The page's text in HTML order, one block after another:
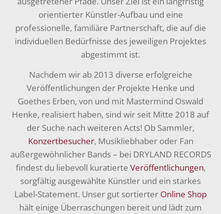
orientierter Künstler-Aufbau und eine
professionelle, familiäre Partnerschaft, die auf die
individuellen Bedürfnisse des jeweiligen Projektes
abgestimmt ist.
Nachdem wir ab 2013 diverse erfolgreiche
Veröffentlichungen der Projekte Henke und
Goethes Erben, von und mit Mastermind Oswald
Henke, realisiert haben, sind wir seit Mitte 2018 auf
der Suche nach weiteren Acts! Ob Sammler,
Konzertbesucher, Musikliebhaber oder Fan
außergewöhnlicher Bands – bei DRYLAND RECORDS
findest du liebevoll kuratierte Veröffentlichungen,
sorgfältig ausgewählte Künstler und ein starkes
Label-Statement. Unser gut sortierter Online Shop
hält einige Überraschungen bereit und lädt zum